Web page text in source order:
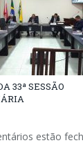
33ª SESSÃO
estão